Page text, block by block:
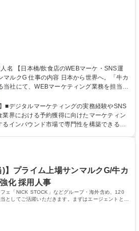
ら世界へ。「牛カ
当社にて、WEBマーケティング業務を担当い
約獲得」。そのためのSNSを活用したリー
詳細】■グルメサイト(食べ
じた予約獲得施策の立案・実行 ■SNS運用に
■オウンドメディアとペイドメディアの戦略
運用担当者】プライム上場サンマルクG
■デジタルマーケティングの実務経験やSNS
界における予約獲得に向けたマーケティン
エンサーマーケティングなど、多様な手法
大学院 大学 高専
資格：
)】プライム上場サンマルクG/牛カ
化 採用人事
フェ「NICK STOCK」などグループ・海外含め、120
としてご活躍いただきます。まずはエージェントとの
だきます。